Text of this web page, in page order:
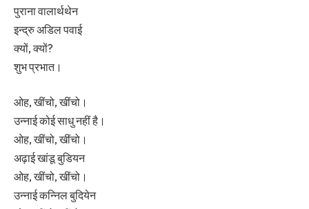
पुराना वालार्थथेन
इन्द्रु अडिल पवाई
क्यों, क्यों?
शुभ प्रभात।
ओह, खींचो, खींचो।
उन्नाई कोई साधु नहीं है।
ओह, खींचो, खींचो।
अढ़ाई खांडू बुडियन
ओह, खींचो, खींचो।
उन्नाई कन्निल बुदियेन